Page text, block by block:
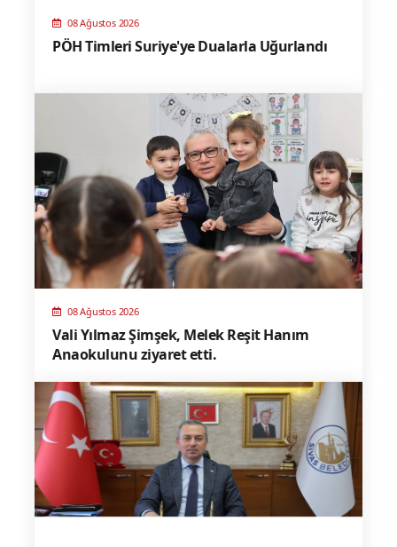
08 Ağustos 2026
PÖH Timleri Suriye'ye Dualarla Uğurlandı
08 Ağustos 2026
Vali Yılmaz Şimşek, Melek Reşit Hanım
Anaokulunu ziyaret etti.